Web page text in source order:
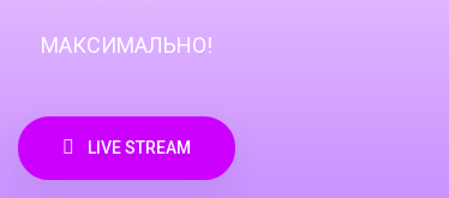
МАКСИМАЛЬНО!
LIVE STREAM